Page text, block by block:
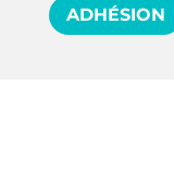
ADHÉSION